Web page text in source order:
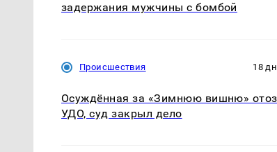
задержания мужчины с бомбой
Происшествия 18
Осуждённая за «Зимнюю вишню»
УДО, суд закрыл дело